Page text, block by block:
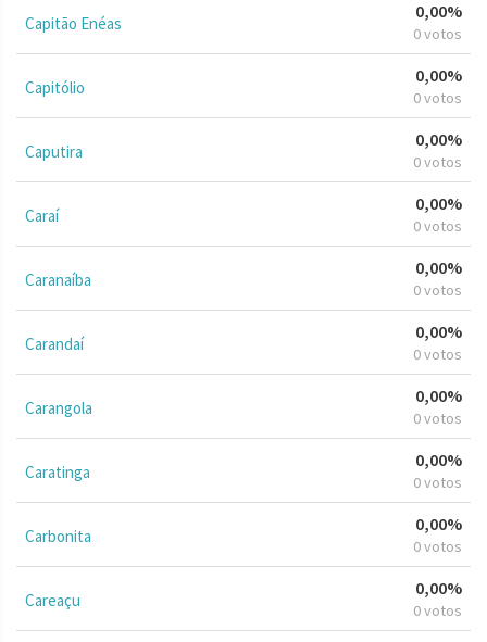
Capitão Enéas
0,00%
0 votos
Capitólio
0,00%
0 votos
Caputira
0,00%
0 votos
Caraí
0,00%
0 votos
Caranaíba
0,00%
0 votos
Carandaí
0,00%
0 votos
Carangola
0,00%
0 votos
Caratinga
0,00%
0 votos
Carbonita
0,00%
0 votos
Careaçu
0,00%
0 votos